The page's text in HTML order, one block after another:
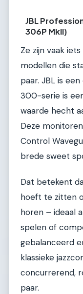
JBL
306P MkII)
Ze zijn vaak
modellen die
paar. JBL is
300-serie is
waarde hecht
Deze
Control
brede sweet
Dat betekent
hoeft te zitten
horen – ideaal
spelen of
gebalanceerd
klassieke
concurrerend,
paar.